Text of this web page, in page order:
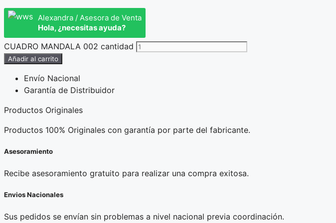
Alexandra / Asesora de Venta
Hola, ¿necesitas ayuda?
CUADRO MANDALA 002 cantidad
Añadir al carrito
Envío Nacional
Garantía de Distribuidor
Productos Originales
Productos 100% Originales con garantía por parte del fabricante.
Asesoramiento
Recibe asesoramiento gratuito para realizar una compra exitosa.
Envios Nacionales
Sus pedidos se envían sin problemas a nivel nacional previa coordinación.